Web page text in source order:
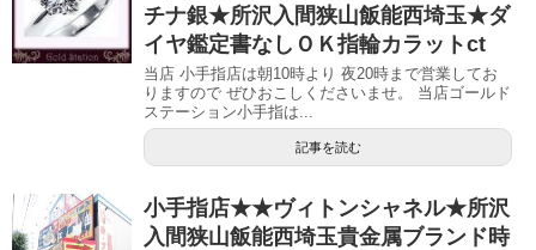
チナ銀★所沢入間狭山飯能西埼玉★ダ
イヤ鑑定書なしＯＫ指輪カラットct
当店 小手指店は朝10時より 夜20時まで営業してお
りますので ぜひおこしくださいませ。 当店ゴールド
ステーション小手指は...
記事を読む
小手指店★★ヴィトンシャネル★所沢
入間狭山飯能西埼玉貴金属ブランド時